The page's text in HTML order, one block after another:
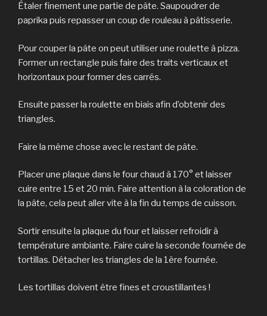
Étaler finement une partie de pâte. Saupoudrer de
paprika puis repasser un coup de rouleau à pâtisserie.
Pour couper la pâte on peut utiliser une roulette à pizza.
Former un rectangle puis faire des traits verticaux et
horizontaux pour former des carrés.
Ensuite passer la roulette en biais afin d’obtenir des
triangles.
Faire la même chose avec le restant de pâte.
Placer une plaque dans le four chaud à 170° et laisser
cuire entre 15 et 20 min. Faire attention à la coloration de
la pâte, cela peut aller vite à la fin du temps de cuisson.
Sortir ensuite la plaque du four et laisser refroidir à
température ambiante. Faire cuire la seconde fournée de
tortillas. Détacher les triangles de la 1ère fournée.
Les tortillas doivent être fines et croustillantes !